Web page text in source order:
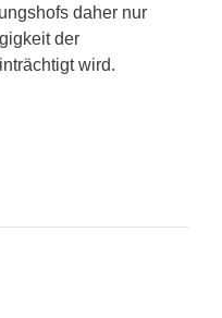
daher nur
der
wird.